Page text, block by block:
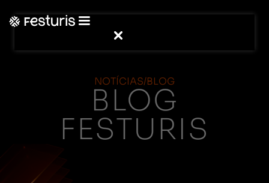
NOTÍCIAS/BLOG
BLOG
FESTURIS